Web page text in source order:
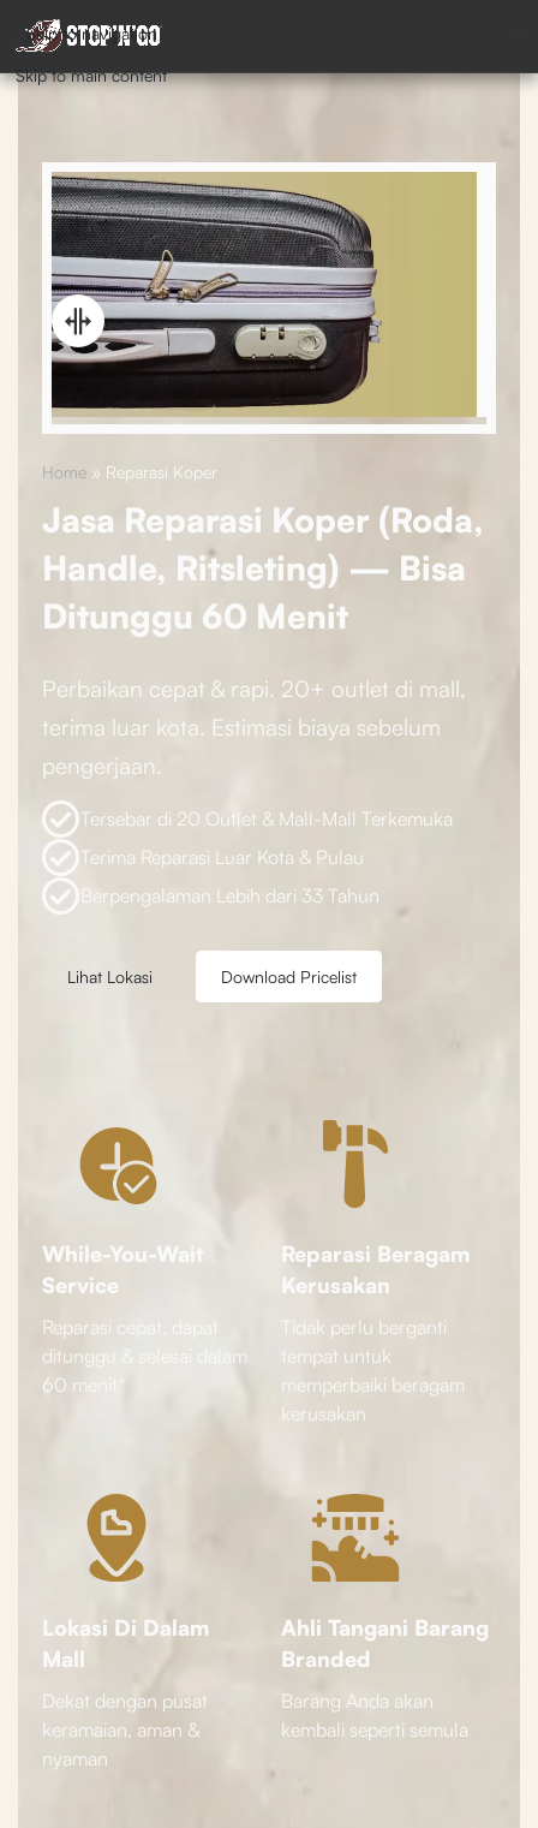
Skip to navigation
Skip to main content
Home » Reparasi Koper
Jasa Reparasi Koper (Roda,
Handle, Ritsleting) — Bisa
Ditunggu 60 Menit
Perbaikan cepat & rapi. 20+ outlet di mall,
terima luar kota. Estimasi biaya sebelum
pengerjaan.
Tersebar di 20 Outlet & Mall-Mall Terkemuka
Terima Reparasi Luar Kota & Pulau
Berpengalaman Lebih dari 33 Tahun
Lihat Lokasi Download Pricelist
While-You-Wait
Service
Reparasi cepat, dapat
ditunggu & selesai dalam
60 menit*
Reparasi Beragam
Kerusakan
Tidak perlu berganti
tempat untuk
memperbaiki beragam
kerusakan
Lokasi Di Dalam
Mall
Dekat dengan pusat
keramaian, aman &
nyaman
Ahli Tangani Barang
Branded
Barang Anda akan
kembali seperti semula